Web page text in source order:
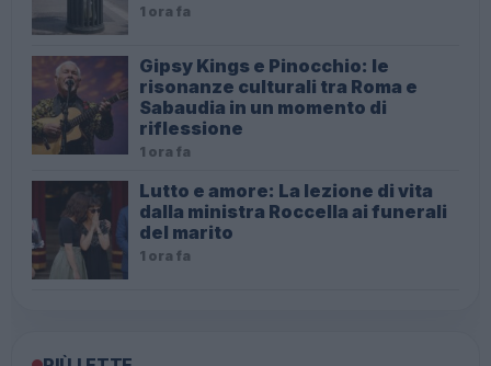
1 ora fa
Gipsy Kings e Pinocchio: le
risonanze culturali tra Roma e
Sabaudia in un momento di
riflessione
1 ora fa
Lutto e amore: La lezione di vita
dalla ministra Roccella ai funerali
del marito
1 ora fa